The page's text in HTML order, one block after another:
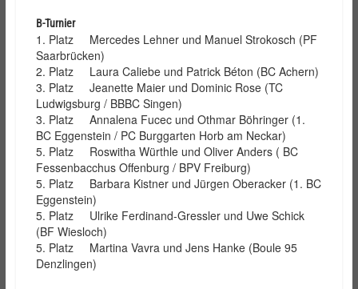
B-Turnier
1. Platz Mercedes Lehner und Manuel Strokosch (PF
Saarbrücken)
2. Platz Laura Caliebe und Patrick Béton (BC Achern)
3. Platz Jeanette Maier und Dominic Rose (TC
Ludwigsburg / BBBC Singen)
3. Platz Annalena Fucec und Othmar Böhringer (1.
BC Eggenstein / PC Burggarten Horb am Neckar)
5. Platz Roswitha Würthle und Oliver Anders ( BC
Fessenbacchus Offenburg / BPV Freiburg)
5. Platz Barbara Kistner und Jürgen Oberacker (1. BC
Eggenstein)
5. Platz Ulrike Ferdinand-Gressler und Uwe Schick
(BF Wiesloch)
5. Platz Martina Vavra und Jens Hanke (Boule 95
Denzlingen)